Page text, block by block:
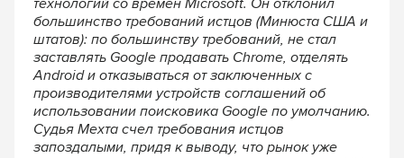
технологий со времен Microsoft. Он отклонил
большинство требований истцов (Минюста США и
штатов): по большинству требований, не стал
заставлять Google продавать Chrome, отделять
Android и отказываться от заключенных с
производителями устройств соглашений об
использовании поисковика Google по умолчанию.
Судья Мехта счел требования истцов
запоздалыми, придя к выводу, что рынок уже